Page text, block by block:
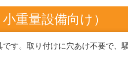
重量設備向け）
す。取り付けに穴あけ不要で、